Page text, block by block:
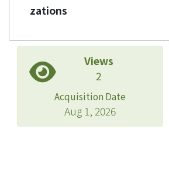
zations
Views
2
Acquisition Date
Aug 1, 2026